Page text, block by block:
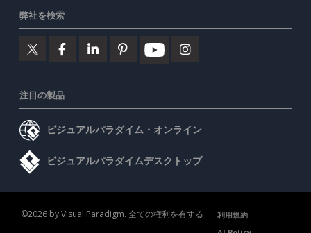
弊社を検索
注目の製品
ビジュアルパラダイム・オンライン
ビジュアルパラダイムデスクトップ
©2026 by Visual Paradigm. 全ての権利を有する
利用規約